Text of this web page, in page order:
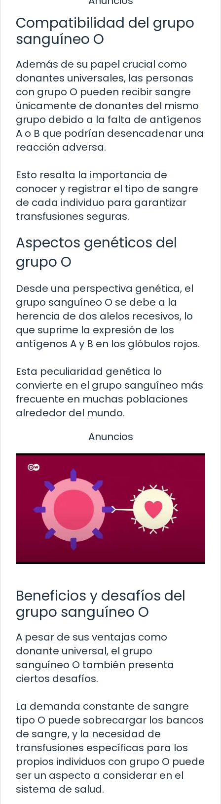
Compatibilidad del grupo
sanguíneo O
Además de su papel crucial como
donantes universales, las personas
con grupo O pueden recibir sangre
únicamente de donantes del mismo
grupo debido a la falta de antígenos
A o B que podrían desencadenar una
reacción adversa.
Esto resalta la importancia de
conocer y registrar el tipo de sangre
de cada individuo para garantizar
transfusiones seguras.
Aspectos genéticos del
grupo O
Desde una perspectiva genética, el
grupo sanguíneo O se debe a la
herencia de dos alelos recesivos, lo
que suprime la expresión de los
antígenos A y B en los glóbulos rojos.
Esta peculiaridad genética lo
convierte en el grupo sanguíneo más
frecuente en muchas poblaciones
alrededor del mundo.
Anuncios
Beneficios y desafíos del
grupo sanguíneo O
A pesar de sus ventajas como
donante universal, el grupo
sanguíneo O también presenta
ciertos desafíos.
La demanda constante de sangre
tipo O puede sobrecargar los bancos
de sangre, y la necesidad de
transfusiones específicas para los
propios individuos con grupo O puede
ser un aspecto a considerar en el
sistema de salud.